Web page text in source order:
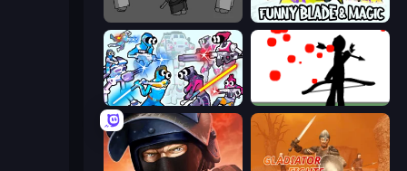
Madness Project Nexus Funny Blade & Magic
Space Wars Battleground Bowman